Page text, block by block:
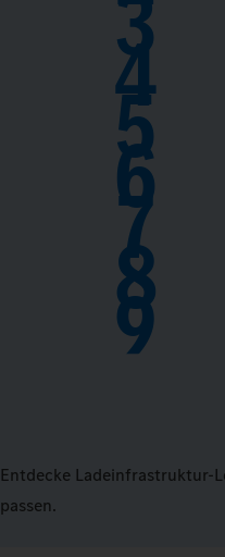
4
5
6
7
8
9
Entdecke Ladeinfrastruktur-
passen.